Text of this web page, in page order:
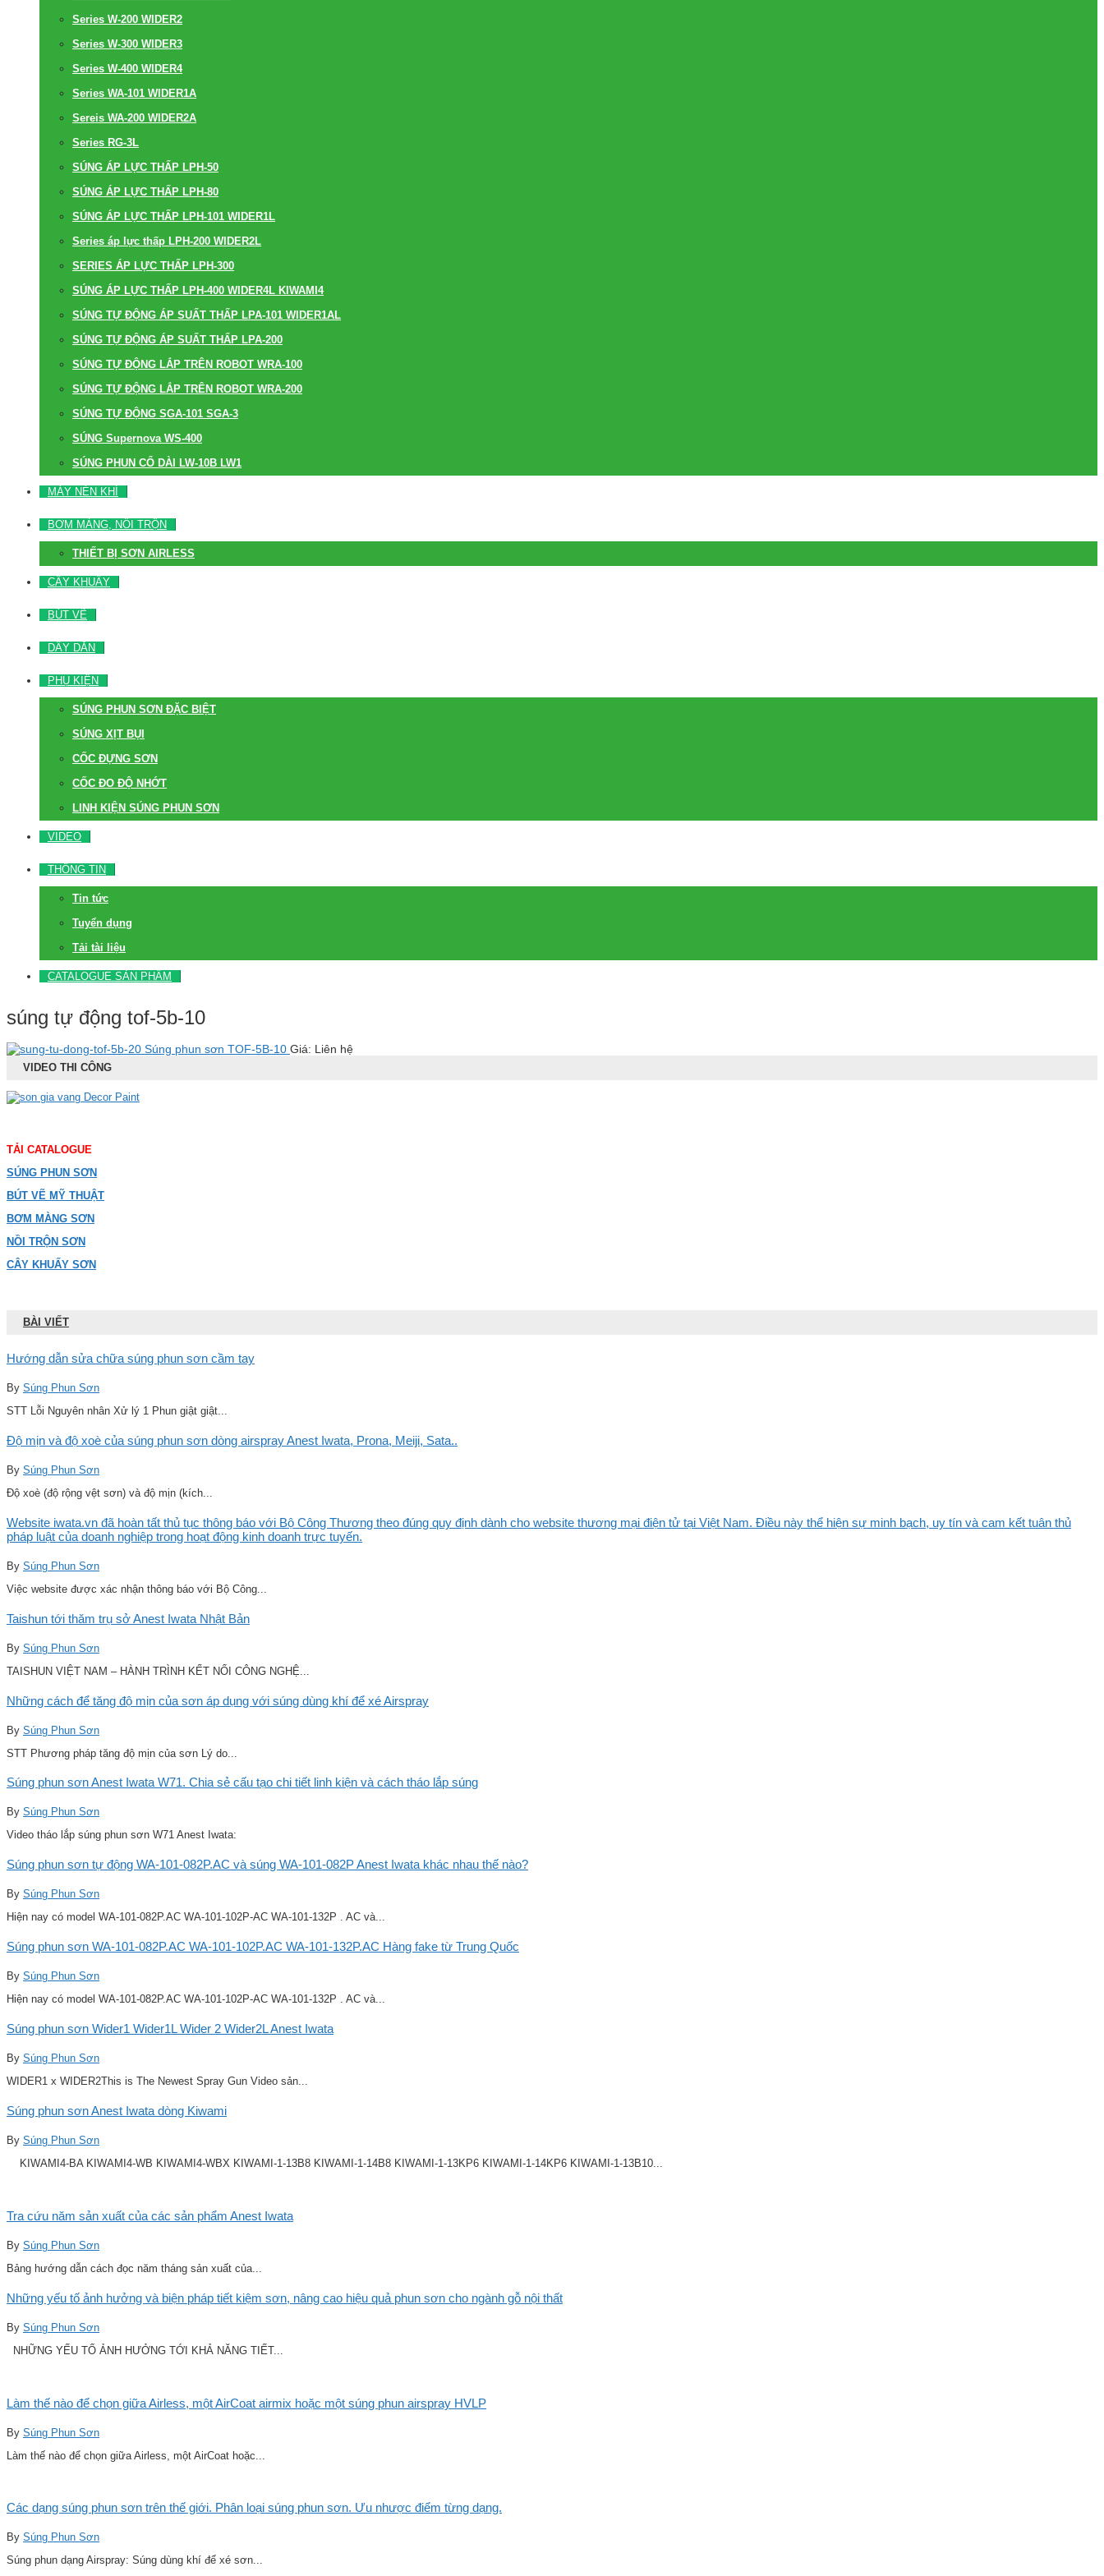
Series W-200 WIDER2
Series W-300 WIDER3
Series W-400 WIDER4
Series WA-101 WIDER1A
Sereis WA-200 WIDER2A
Series RG-3L
SÚNG ÁP LỰC THẤP LPH-50
SÚNG ÁP LỰC THẤP LPH-80
SÚNG ÁP LỰC THẤP LPH-101 WIDER1L
Series áp lực thấp LPH-200 WIDER2L
SERIES ÁP LỰC THẤP LPH-300
SÚNG ÁP LỰC THẤP LPH-400 WIDER4L KIWAMI4
SÚNG TỰ ĐỘNG ÁP SUẤT THẤP LPA-101 WIDER1AL
SÚNG TỰ ĐỘNG ÁP SUẤT THẤP LPA-200
SÚNG TỰ ĐỘNG LẮP TRÊN ROBOT WRA-100
SÚNG TỰ ĐỘNG LẮP TRÊN ROBOT WRA-200
SÚNG TỰ ĐỘNG SGA-101 SGA-3
SÚNG Supernova WS-400
SÚNG PHUN CỔ DÀI LW-10B LW1
MÁY NÉN KHÍ
BƠM MÀNG, NỒI TRỘN
THIẾT BỊ SƠN AIRLESS
CÂY KHUẤY
BÚT VẼ
DÂY DẪN
PHỤ KIỆN
SÚNG PHUN SƠN ĐẶC BIỆT
SÚNG XỊT BỤI
CỐC ĐỰNG SƠN
CỐC ĐO ĐỘ NHỚT
LINH KIỆN SÚNG PHUN SƠN
VIDEO
THÔNG TIN
Tin tức
Tuyển dụng
Tải tài liệu
CATALOGUE SẢN PHẨM
súng tự động tof-5b-10
Súng phun sơn TOF-5B-10 Giá: Liên hệ
VIDEO THI CÔNG
TẢI CATALOGUE
SÚNG PHUN SƠN
BÚT VẼ MỸ THUẬT
BƠM MÀNG SƠN
NỒI TRỘN SƠN
CÂY KHUẤY SƠN
BÀI VIẾT
Hướng dẫn sửa chữa súng phun sơn cầm tay
By Súng Phun Sơn
STT Lỗi Nguyên nhân Xử lý 1 Phun giật giật...
Độ mịn và độ xoè của súng phun sơn dòng airspray Anest Iwata, Prona, Meiji, Sata..
By Súng Phun Sơn
Độ xoè (độ rộng vệt sơn) và độ mịn (kích...
Website iwata.vn đã hoàn tất thủ tục thông báo với Bộ Công Thương theo đúng quy định dành cho website thương mại điện tử tại Việt Nam. Điều này thể hiện sự minh bạch, uy tín và cam kết tuân thủ
pháp luật của doanh nghiệp trong hoạt động kinh doanh trực tuyến.
By Súng Phun Sơn
Việc website được xác nhận thông báo với Bộ Công...
Taishun tới thăm trụ sở Anest Iwata Nhật Bản
By Súng Phun Sơn
TAISHUN VIỆT NAM – HÀNH TRÌNH KẾT NỐI CÔNG NGHỆ...
Những cách để tăng độ mịn của sơn áp dụng với súng dùng khí để xé Airspray
By Súng Phun Sơn
STT Phương pháp tăng độ mịn của sơn Lý do...
Súng phun sơn Anest Iwata W71. Chia sẻ cấu tạo chi tiết linh kiện và cách tháo lắp súng
By Súng Phun Sơn
Video tháo lắp súng phun sơn W71 Anest Iwata:
Súng phun sơn tự động WA-101-082P.AC và súng WA-101-082P Anest Iwata khác nhau thế nào?
By Súng Phun Sơn
Hiện nay có model WA-101-082P.AC WA-101-102P-AC WA-101-132P . AC và...
Súng phun sơn WA-101-082P.AC WA-101-102P.AC WA-101-132P.AC Hàng fake từ Trung Quốc
By Súng Phun Sơn
Hiện nay có model WA-101-082P.AC WA-101-102P-AC WA-101-132P . AC và...
Súng phun sơn Wider1 Wider1L Wider 2 Wider2L Anest Iwata
By Súng Phun Sơn
WIDER1 x WIDER2This is The Newest Spray Gun Video sản...
Súng phun sơn Anest Iwata dòng Kiwami
By Súng Phun Sơn
KIWAMI4-BA KIWAMI4-WB KIWAMI4-WBX KIWAMI-1-13B8 KIWAMI-1-14B8 KIWAMI-1-13KP6 KIWAMI-1-14KP6 KIWAMI-1-13B10...
Tra cứu năm sản xuất của các sản phẩm Anest Iwata
By Súng Phun Sơn
Bảng hướng dẫn cách đọc năm tháng sản xuất của...
Những yếu tố ảnh hưởng và biện pháp tiết kiệm sơn, nâng cao hiệu quả phun sơn cho ngành gỗ nội thất
By Súng Phun Sơn
NHỮNG YẾU TỐ ẢNH HƯỞNG TỚI KHẢ NĂNG TIẾT...
Làm thế nào để chọn giữa Airless, một AirCoat airmix hoặc một súng phun airspray HVLP
By Súng Phun Sơn
Làm thế nào để chọn giữa Airless, một AirCoat hoặc...
Các dạng súng phun sơn trên thế giới. Phân loại súng phun sơn. Ưu nhược điểm từng dạng.
By Súng Phun Sơn
Súng phun dạng Airspray: Súng dùng khí để xé sơn...